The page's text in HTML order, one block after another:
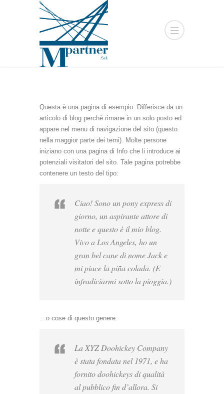
Questa è una pagina di esempio. Differisce da un
articolo di blog perchè rimane in un solo posto ed
appare nel menu di navigazione del sito (questo
nella maggior parte dei temi). Molte persone
iniziano con una pagina di Info che li introduce ai
potenziali visitatori del sito. Tale pagina potrebbe
contenere un testo del tipo:
Ciao! Sono un pony express di
giorno, un aspirante attore di
notte e questo è il mio blog.
Vivo a Los Angeles, ho un
gran bel cane di nome Jack e
mi piace la piña colada. (E
infradiciarmi sotto la pioggia.)
…o cose di questo genere:
La XYZ Doohickey Company
è stata fondata nel 1971, e ha
fornito doohickeys di qualità
al pubblico fin d’allora. Si